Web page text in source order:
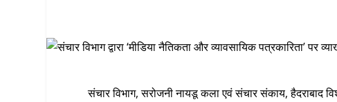
संचार विभाग, सरोजनी नायडू कला एवं संचार संकाय, हैदराबाद